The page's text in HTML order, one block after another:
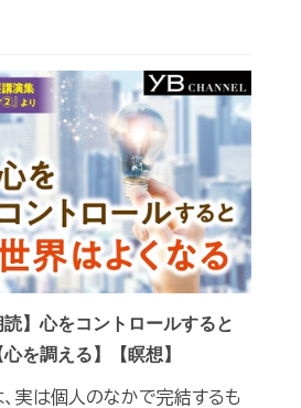
読】心をコントロールすると
を調える】【瞑想】
、実は個人のなかで完結するも